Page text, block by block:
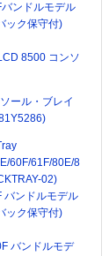
ンドルモデル
ック保守付)
8500 コンソ
ール・ブレイ
60F/61F/80E/8
02)
バンドルモデル
ック保守付)
バンドルモデ